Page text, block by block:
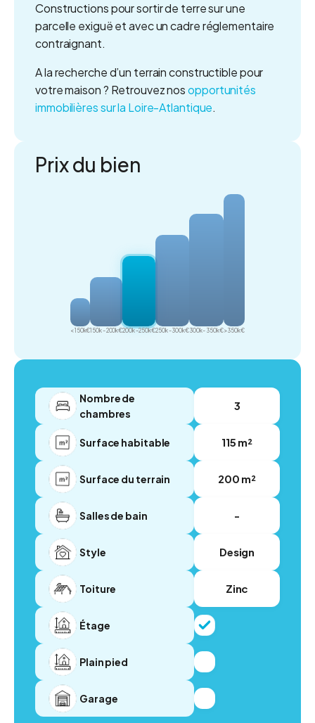
Constructions pour sortir de terre sur une
parcelle exiguë et avec un cadre réglementaire
contraignant.
A la recherche d’un terrain constructible pour
votre maison ? Retrouvez nosopportunités
immobilières sur la Loire-Atlantique.
Prix du bien
< 150k€150k - 200k€200k - 250k€250k - 300k€300k - 350k€> 350k€
Nombre de
chambres
3
Surface habitable 115 m²
Surface du terrain 200 m²
Salles de bain -
Style Design
Toiture Zinc
Étage
Plain pied
Garage